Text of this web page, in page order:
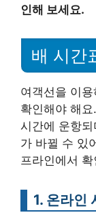
인해 보세요.
배 시간
여객선을 이
확인해야 해
시간에 운항
가 바뀔 수 있
프라인에서
1. 온라인